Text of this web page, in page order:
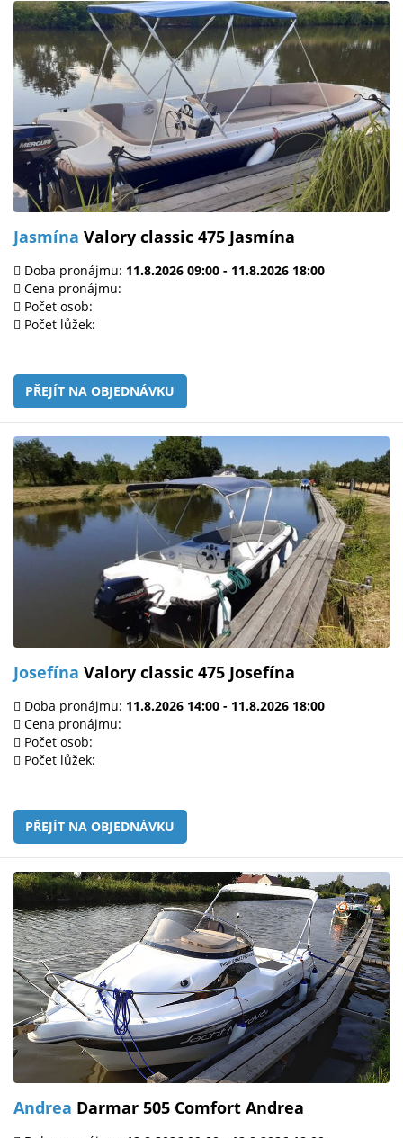
Jasmína Valory classic 475 Jasmína
Doba pronájmu: 11.8.2026 09:00 - 11.8.2026 18:00
Cena pronájmu:
Počet osob:
Počet lůžek:
PŘEJÍT NA OBJEDNÁVKU
Josefína Valory classic 475 Josefína
Doba pronájmu: 11.8.2026 14:00 - 11.8.2026 18:00
Cena pronájmu:
Počet osob:
Počet lůžek:
PŘEJÍT NA OBJEDNÁVKU
Andrea Darmar 505 Comfort Andrea